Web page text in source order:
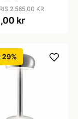
2.585,00 KR
kr
29%